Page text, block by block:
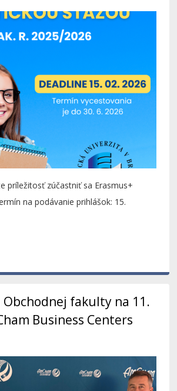
príležitosť zúčastniť sa Erasmus+
na podávanie prihlášok: 15.
Obchodnej fakulty na 11.
Business Centers